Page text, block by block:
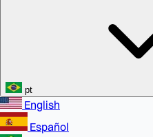
pt
English
Español